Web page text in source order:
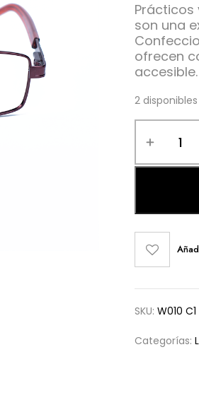
son una
ofrecen
accesible.
2 disponibles
SKU:W010 C1
Categorías: